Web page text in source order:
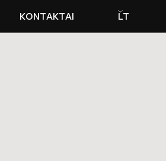
KONTAKTAI LT